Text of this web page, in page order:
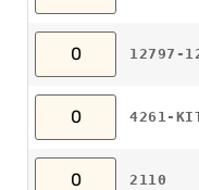
12797-
4261-
2110